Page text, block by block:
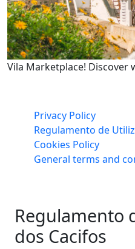
Vila Marketplace! Discover
Privacy Policy
Regulamento de
Cookies Policy
General terms and
Regulamento
dos Cacifos